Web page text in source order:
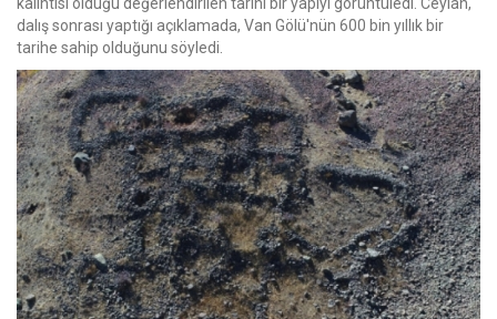
dalış sonrası yaptığı açıklamada, Van Gölü'nün 600 bin yıllık bir
tarihe sahip olduğunu söyledi.